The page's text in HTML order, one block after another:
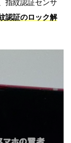
指紋認証センサ
認証のロック解